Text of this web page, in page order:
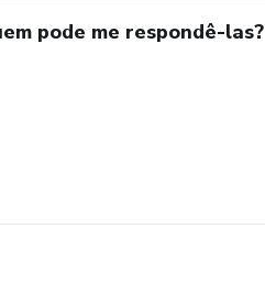
pode me respondê-las?